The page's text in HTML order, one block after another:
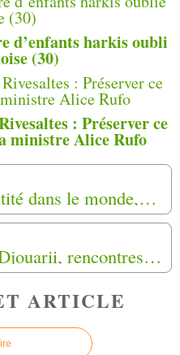
d’enfants harkis oubli
(30)
: Préserver ce
ministre Alice Rufo
Dossier,(L'âge et l'identité dans le monde,qui suis-je?-dont l'histoire des Harkis) Vidéo (8)
Hommage à Abdallah Djouarii, rencontres, partage, et pique nique au Hameau de Timgad à Mouans Sartoux (06)
ARTICLE